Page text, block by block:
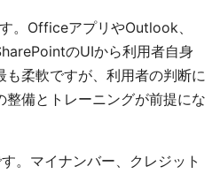
。OfficeアプリやOutlook、
のUIから利用者自身
柔軟ですが、利用者の判断に
備とトレーニングが前提にな
。マイナンバー、クレジット